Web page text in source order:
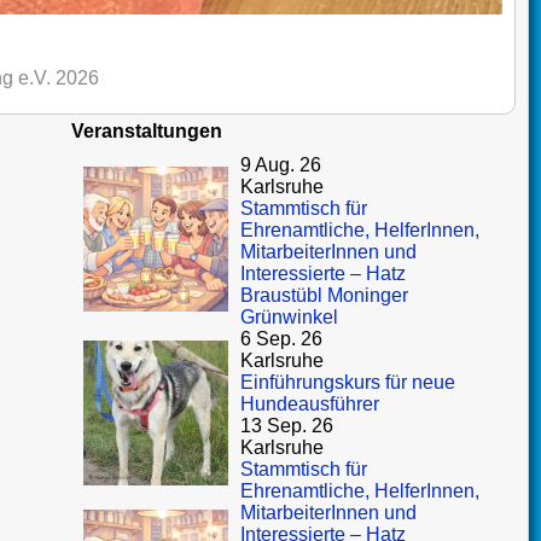
e.V. 2026
Veranstaltungen
9 Aug. 26
Karlsruhe
Stammtisch für
Ehrenamtliche, HelferInnen,
MitarbeiterInnen und
Interessierte – Hatz
Braustübl Moninger
Grünwinkel
6 Sep. 26
Karlsruhe
Einführungskurs für neue
Hundeausführer
13 Sep. 26
Karlsruhe
Stammtisch für
Ehrenamtliche, HelferInnen,
MitarbeiterInnen und
Interessierte – Hatz